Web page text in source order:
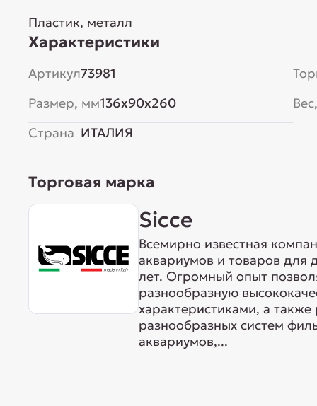
Пластик, металл
Характеристики
Артикул73981
Размер, мм136x90x260
Страна ИТАЛИЯ
Торговая марка
Sicce
Всемирно известная
аквариумов и товаров для
лет. Огромный опыт
разнообразную
характеристиками, а
разнообразных систем
аквариумов,...